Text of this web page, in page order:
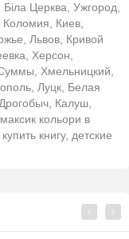
Біла Церква, Ужгород,
Киев,
Львов, Кривой
Херсон,
Хмельницкий,
Луцк, Белая
Калуш,
кольори в
книгу, детские